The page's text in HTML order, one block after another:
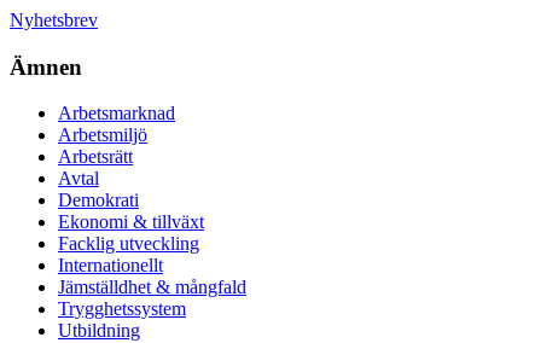
Nyhetsbrev
Ämnen
Arbetsmarknad
Arbetsmiljö
Arbetsrätt
Avtal
Demokrati
Ekonomi & tillväxt
Facklig utveckling
Internationellt
Jämställdhet & mångfald
Trygghetssystem
Utbildning